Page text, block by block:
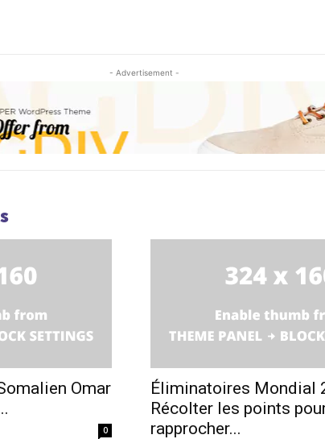
- Advertisement -
Omar
0
Éliminatoires Mondial
Récolter les points
rapprocher...